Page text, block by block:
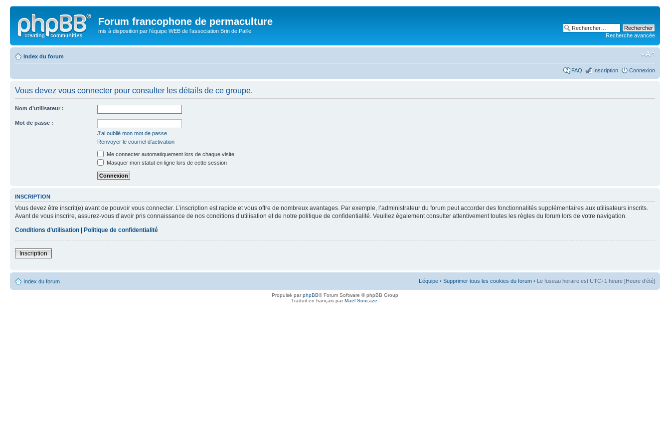
Forum francophone de permaculture
mis à disposition par l'équipe WEB de l'association Brin de Paille
Recherche avancée
Index du forum
FAQ Inscription Connexion
Vous devez vous connecter pour consulter les détails de ce groupe.
Nom d’utilisateur :
Mot de passe :
J’ai oublié mon mot de passe
Renvoyer le courriel d’activation
Me connecter automatiquement lors de chaque visite
Masquer mon statut en ligne lors de cette session
INSCRIPTION
Vous devez être inscrit(e) avant de pouvoir vous connecter. L’inscription est rapide et vous offre de nombreux avantages. Par exemple, l’administrateur du forum peut accorder des fonctionnalités supplémentaires aux utilisateurs inscrits.
Avant de vous inscrire, assurez-vous d’avoir pris connaissance de nos conditions d’utilisation et de notre politique de confidentialité. Veuillez également consulter attentivement toutes les règles du forum lors de votre navigation.
Conditions d’utilisation
Politique de confidentialité
Inscription
Index du forum L’équipe • Supprimer tous les cookies du forum • Le fuseau horaire est UTC+1 heure [Heure d’été]
Propulsé parphpBB® Forum Software © phpBB Group
Traduit en français parMaël Soucaze